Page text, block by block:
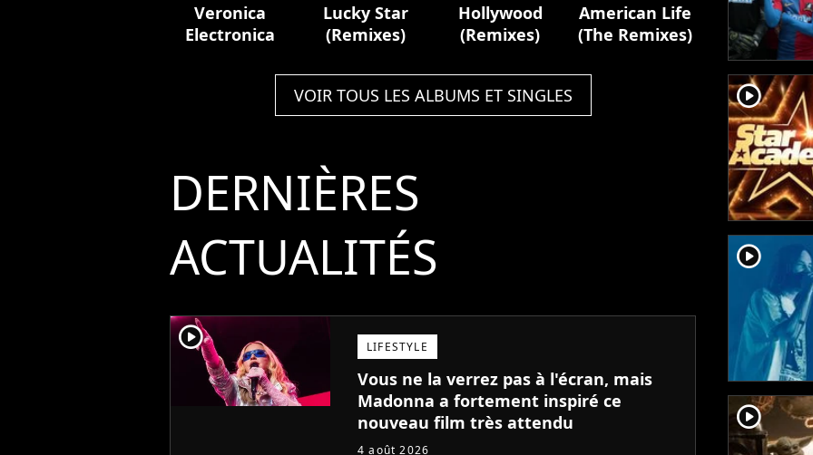
Veronica
Electronica
Lucky Star
(Remixes)
Hollywood
(Remixes)
American Life
(The Remixes)
VOIR TOUS LES ALBUMS ET SINGLES
DERNIÈRES
ACTUALITÉS
player2 LIFESTYLE
Vous ne la verrez pas à l'écran, mais
Madonna a fortement inspiré ce
nouveau film très attendu
4 août 2026
player2
player2
player2